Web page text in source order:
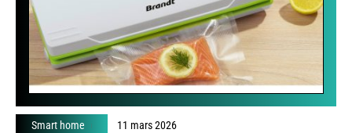
Smart home 11 mars 2026